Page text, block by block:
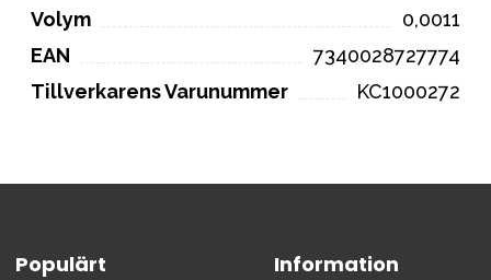
Volym
0,0011
EAN
7340028727774
Tillverkarens Varunummer
KC1000272
Populärt Information